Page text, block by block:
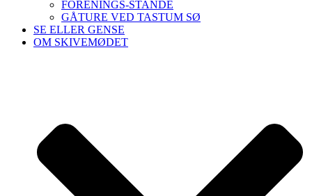
FORENINGS-STANDE
GÅTURE VED TASTUM SØ
SE ELLER GENSE
OM SKIVEMØDET